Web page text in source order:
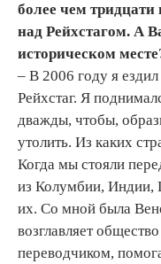
более чем
над Рейхстагом. А
историческом
– В 2006 году я
Рейхстаг. Я
дважды, чтобы,
утолить. Из каких
Когда мы стояли
из Колумбии, Индии,
их. Со мной была
возглавляет
переводчиком,